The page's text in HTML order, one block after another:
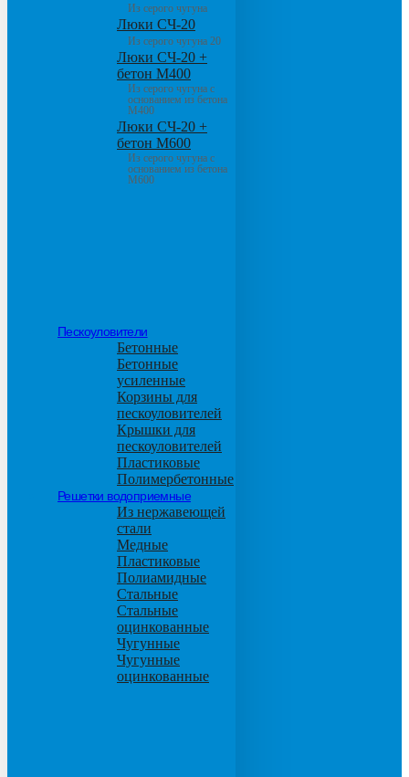
Из серого чугуна
Люки СЧ-20
Из серого чугуна 20
Люки СЧ-20 +
бетон М400
Из серого чугуна с
основанием из бетона
М400
Люки СЧ-20 +
бетон М600
Из серого чугуна с
основанием из бетона
М600
Пескоуловители
Бетонные
Бетонные
усиленные
Корзины для
пескоуловителей
Крышки для
пескоуловителей
Пластиковые
Полимербетонные
Решетки водоприемные
Из нержавеющей
стали
Медные
Пластиковые
Полиамидные
Стальные
Стальные
оцинкованные
Чугунные
Чугунные
оцинкованные